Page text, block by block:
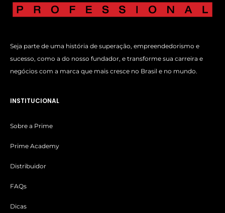
Seja parte de uma história de superação, empreendedorismo e
sucesso, como a do nosso fundador, e transforme sua carreira e
negócios com a marca que mais cresce no Brasil e no mundo.
INSTITUCIONAL
Sobre a Prime
Prime Academy
Distribuidor
FAQs
Dicas